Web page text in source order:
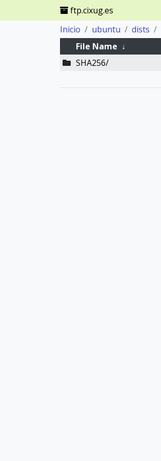
ftp.cixug.es
Inicio
ubuntu dists
File Name ↓
SHA256/